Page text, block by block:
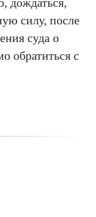
силу, после
суда о
обратиться с